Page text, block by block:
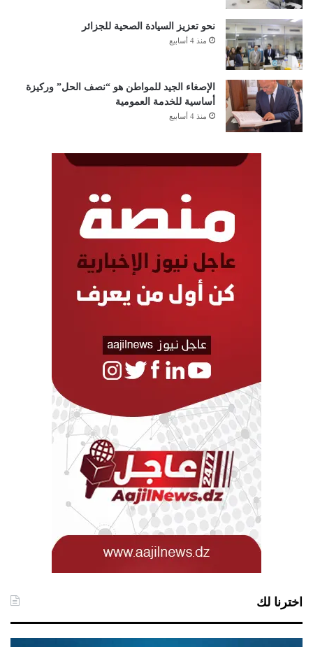
نحو تعزيز السيادة الصحية للجزائر
منذ 4 أسابيع
الإصغاء الجيد للمواطن هو “نصف الحل” وركيزة
أساسية للخدمة العمومية
منذ 4 أسابيع
اخترنا لك